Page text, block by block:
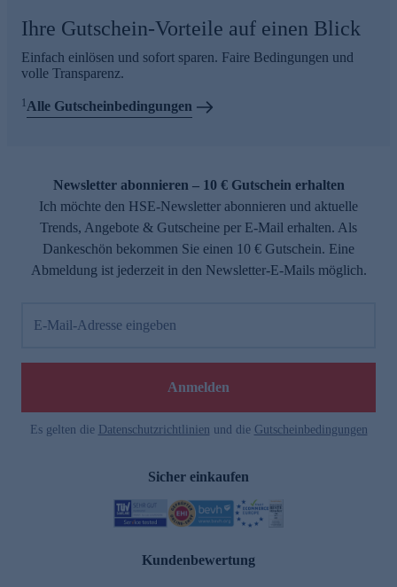
Ihre Gutschein-Vorteile auf einen Blick
Einfach einlösen und sofort sparen. Faire Bedingungen und
volle Transparenz.
1Alle Gutscheinbedingungen
Newsletter abonnieren – 10 € Gutschein erhalten
Ich möchte den HSE-Newsletter abonnieren und aktuelle
Trends, Angebote & Gutscheine per E-Mail erhalten. Als
Dankeschön bekommen Sie einen 10 € Gutschein. Eine
Abmeldung ist jederzeit in den Newsletter-E-Mails möglich.
E-Mail-Adresse eingeben
Anmelden
Es gelten die Datenschutzrichtlinien und die Gutscheinbedingungen
Sicher einkaufen
Kundenbewertung